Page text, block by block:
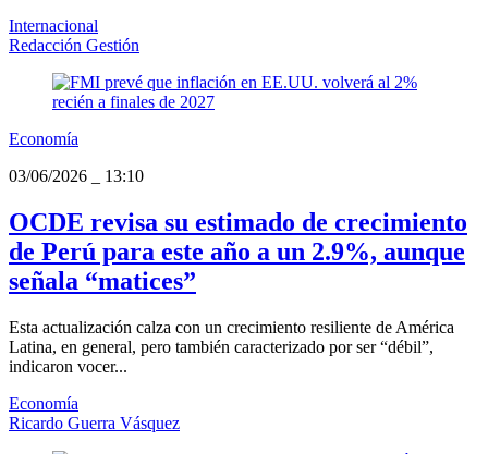
Internacional
Redacción Gestión
Economía
03/06/2026
13:10
OCDE revisa su estimado de crecimiento
de Perú para este año a un 2.9%, aunque
señala “matices”
Esta actualización calza con un crecimiento resiliente de América
Latina, en general, pero también caracterizado por ser “débil”,
indicaron vocer...
Economía
Ricardo Guerra Vásquez